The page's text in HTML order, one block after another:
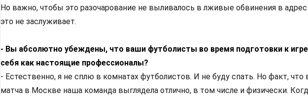
Но важно, чтобы это разочарование не выливалось в лживые обвинения в адрес
это не заслуживает.
- Вы абсолютно убеждены, что ваши футболисты во время подготовки к
себя как настоящие профессионалы?
- Естественно, я не сплю в комнатах футболистов. И не буду спать. Но факт, что
матча в Москве наша команда выглядела отлично, в том числе и физически.